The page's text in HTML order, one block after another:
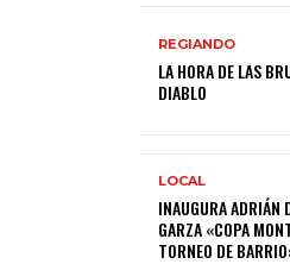
REGIANDO
LA HORA DE LAS
DIABLO
LOCAL
INAUGURA ADRIÁN
GARZA «COPA
TORNEO DE